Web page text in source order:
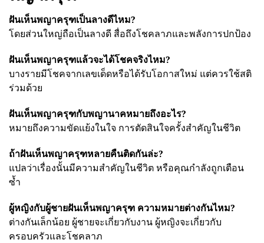
ฝันเห็นพญาครุฑเป็นลางดีไหม?
โดยส่วนใหญ่ถือเป็นลางดี สื่อถึงโชคลาภและพลังการปกป้อง
ฝันเห็นพญาครุฑแล้วจะได้โชคจริงไหม?
บางรายมีโชคจากเลขเด็ดหรือได้รับโอกาสใหม่ แต่ควรใช้สติ
ร่วมด้วย
ฝันเห็นพญาครุฑกับพญานาคหมายถึงอะไร?
หมายถึงความขัดแย้งในใจ การตัดสินใจครั้งสำคัญในชีวิต
ถ้าฝันเห็นพญาครุฑหลายคืนติดกันล่ะ?
แปลว่าเรื่องนั้นมีความสำคัญในชีวิต หรือคุณกำลังถูกเตือน
ซ้ำ
ผู้หญิงกับผู้ชายฝันเห็นพญาครุฑ ความหมายต่างกันไหม?
ต่างกันเล็กน้อย ผู้ชายจะเกี่ยวกับงาน ผู้หญิงจะเกี่ยวกับ
ครอบครัวและโชคลาภ